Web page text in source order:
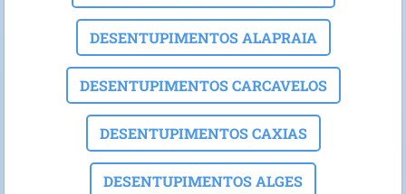
DESENTUPIMENTOS ALAPRAIA
DESENTUPIMENTOS CARCAVELOS
DESENTUPIMENTOS CAXIAS
DESENTUPIMENTOS ALGES